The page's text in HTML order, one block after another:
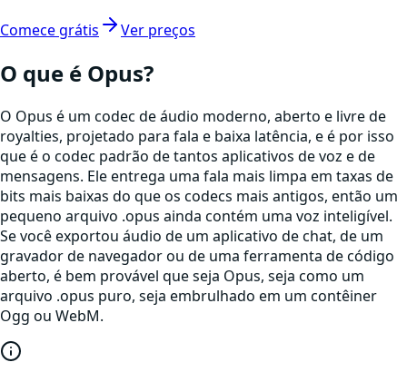
Comece grátis Ver preços
O que é Opus?
O Opus é um codec de áudio moderno, aberto e livre de
royalties, projetado para fala e baixa latência, e é por isso
que é o codec padrão de tantos aplicativos de voz e de
mensagens. Ele entrega uma fala mais limpa em taxas de
bits mais baixas do que os codecs mais antigos, então um
pequeno arquivo .opus ainda contém uma voz inteligível.
Se você exportou áudio de um aplicativo de chat, de um
gravador de navegador ou de uma ferramenta de código
aberto, é bem provável que seja Opus, seja como um
arquivo .opus puro, seja embrulhado em um contêiner
Ogg ou WebM.